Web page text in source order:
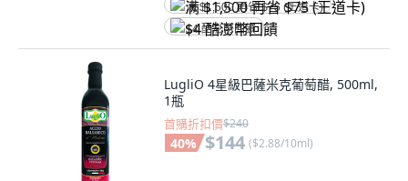
满 $1,500 再省 $75 (王道卡)
$4 酷澎幣回饋
LugliO 4星級巴薩米克葡萄醋, 500ml,
1瓶
首購折扣價$240
40% $144 ($2.88/10ml)